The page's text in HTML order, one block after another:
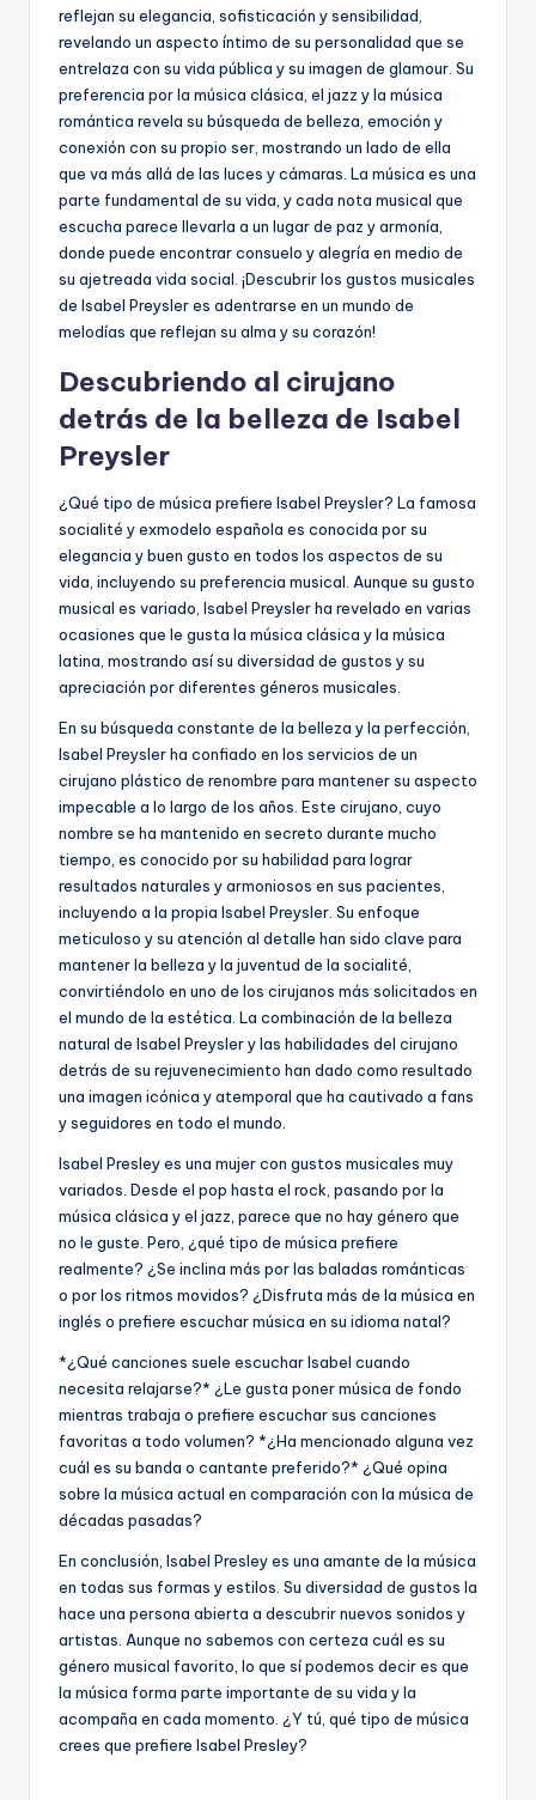
reflejan su elegancia, sofisticación y sensibilidad,
revelando un aspecto íntimo de su personalidad que se
entrelaza con su vida pública y su imagen de glamour. Su
preferencia por la música clásica, el jazz y la música
romántica revela su búsqueda de belleza, emoción y
conexión con su propio ser, mostrando un lado de ella
que va más allá de las luces y cámaras. La música es una
parte fundamental de su vida, y cada nota musical que
escucha parece llevarla a un lugar de paz y armonía,
donde puede encontrar consuelo y alegría en medio de
su ajetreada vida social. ¡Descubrir los gustos musicales
de Isabel Preysler es adentrarse en un mundo de
melodías que reflejan su alma y su corazón!
Descubriendo al cirujano
detrás de la belleza de Isabel
Preysler
¿Qué tipo de música prefiere Isabel Preysler? La famosa
socialité y exmodelo española es conocida por su
elegancia y buen gusto en todos los aspectos de su
vida, incluyendo su preferencia musical. Aunque su gusto
musical es variado, Isabel Preysler ha revelado en varias
ocasiones que le gusta la música clásica y la música
latina, mostrando así su diversidad de gustos y su
apreciación por diferentes géneros musicales.
En su búsqueda constante de la belleza y la perfección,
Isabel Preysler ha confiado en los servicios de un
cirujano plástico de renombre para mantener su aspecto
impecable a lo largo de los años. Este cirujano, cuyo
nombre se ha mantenido en secreto durante mucho
tiempo, es conocido por su habilidad para lograr
resultados naturales y armoniosos en sus pacientes,
incluyendo a la propia Isabel Preysler. Su enfoque
meticuloso y su atención al detalle han sido clave para
mantener la belleza y la juventud de la socialité,
convirtiéndolo en uno de los cirujanos más solicitados en
el mundo de la estética. La combinación de la belleza
natural de Isabel Preysler y las habilidades del cirujano
detrás de su rejuvenecimiento han dado como resultado
una imagen icónica y atemporal que ha cautivado a fans
y seguidores en todo el mundo.
Isabel Presley es una mujer con gustos musicales muy
variados. Desde el pop hasta el rock, pasando por la
música clásica y el jazz, parece que no hay género que
no le guste. Pero, ¿qué tipo de música prefiere
realmente? ¿Se inclina más por las baladas románticas
o por los ritmos movidos? ¿Disfruta más de la música en
inglés o prefiere escuchar música en su idioma natal?
*¿Qué canciones suele escuchar Isabel cuando
necesita relajarse?* ¿Le gusta poner música de fondo
mientras trabaja o prefiere escuchar sus canciones
favoritas a todo volumen? *¿Ha mencionado alguna vez
cuál es su banda o cantante preferido?* ¿Qué opina
sobre la música actual en comparación con la música de
décadas pasadas?
En conclusión, Isabel Presley es una amante de la música
en todas sus formas y estilos. Su diversidad de gustos la
hace una persona abierta a descubrir nuevos sonidos y
artistas. Aunque no sabemos con certeza cuál es su
género musical favorito, lo que sí podemos decir es que
la música forma parte importante de su vida y la
acompaña en cada momento. ¿Y tú, qué tipo de música
crees que prefiere Isabel Presley?